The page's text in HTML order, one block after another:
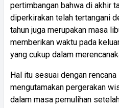
pertimbangan bahwa di akhir
diperkirakan telah tertangani
tahun juga merupakan masa
memberikan waktu pada
yang cukup dalam
Hal itu sesuai dengan
mengutamakan pergerakan
dalam masa pemulihan